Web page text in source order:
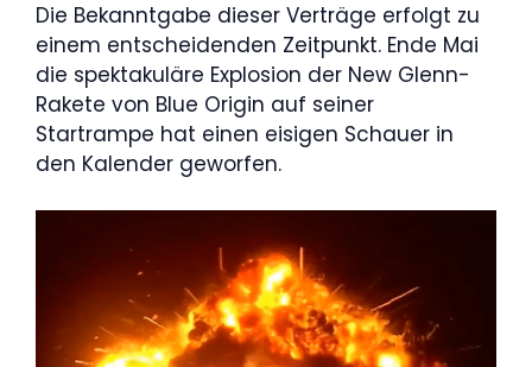
Die Bekanntgabe dieser Verträge erfolgt zu
einem entscheidenden Zeitpunkt. Ende Mai
die spektakuläre Explosion der New Glenn-
Rakete von Blue Origin auf seiner
Startrampe hat einen eisigen Schauer in
den Kalender geworfen.